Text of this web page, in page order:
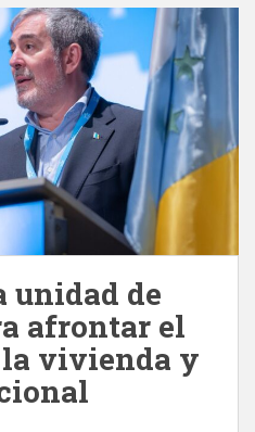
unidad de
afrontar el
la vivienda y